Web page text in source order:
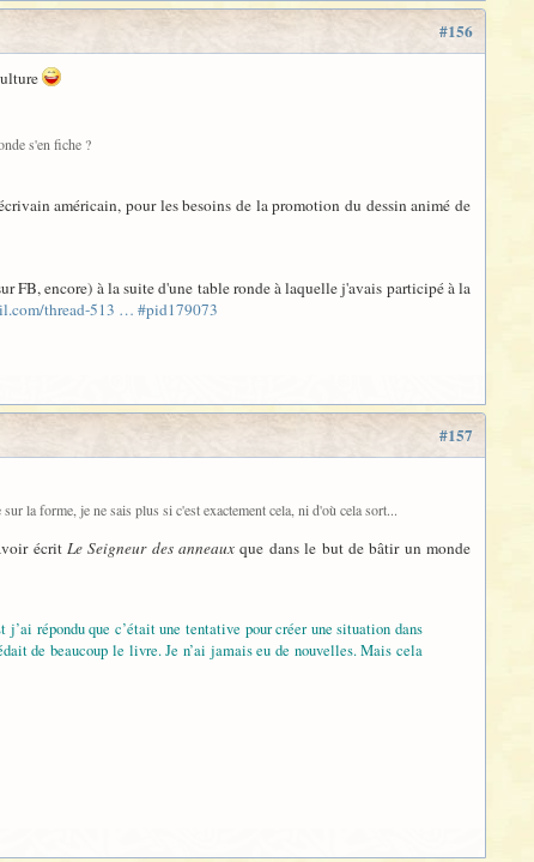
#156
s'en fiche ?
américain, pour les besoins de la promotion du dessin animé de
FB, encore) à la suite d'une table ronde à laquelle j'avais participé à la
thread-513 … #pid179073
#157
la forme, je ne sais plus si c'est exactement cela, ni d'où cela sort...
écrit Le Seigneur des anneaux que dans le but de bâtir un monde
répondu que c’était une tentative pour créer une situation dans
de beaucoup le livre. Je n’ai jamais eu de nouvelles. Mais cela